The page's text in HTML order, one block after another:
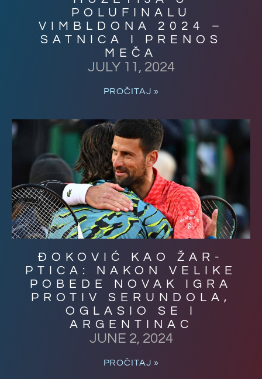
POLUFINALU
VIMBLDONA 2024 –
SATNICA I PRENOS
MEČA
JULY 11, 2024
PROČITAJ »
ĐOKOVIĆ KAO ŽAR-
PTICA: NAKON VELIKE
POBEDE NOVAK IGRA
PROTIV SERUNDOLA,
OGLASIO SE I
ARGENTINAC
JUNE 2, 2024
PROČITAJ »